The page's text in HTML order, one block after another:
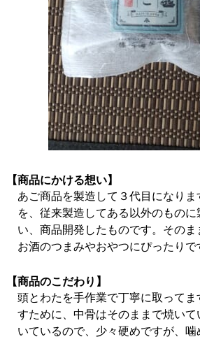
【商品にかける想い】
あご商品を製造して３代目になり
を、従来製造してある以外のもの
い、商品開発したものです。そのま
お酒のつまみやおやつにぴったりで
【商品のこだわり】
頭とわたを手作業で丁寧に取って
すために、中骨はそのままで焼い
いているので、少々硬めですが、